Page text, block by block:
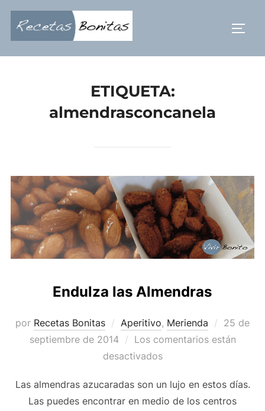
Saltar
contenido
ETIQUETA:
almendrasconcanela
Endulza las Almendras
por Recetas Bonitas Aperitivo, Merienda
el
25 de
septiembre de 2014
Los comentarios están
desactivados
Las almendras azucaradas son un lujo en estos días.
Las puedes encontrar en medio de los centros